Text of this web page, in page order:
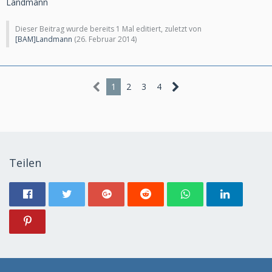
Dieser Beitrag wurde bereits 1 Mal editiert, zuletzt von
[BAM]Landmann (26. Februar 2014)
1 2 3 4
Teilen